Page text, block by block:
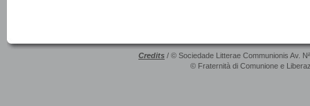
Credits / © Sociedade Litterae Communionis Av.
© Fraternità di Comunione e